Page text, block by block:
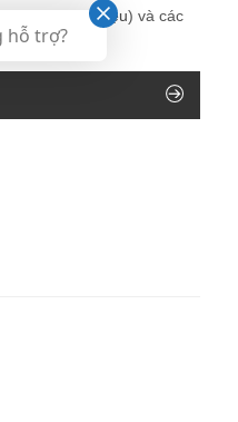
Cường (giới thiệu) và các
Nhân sự.
hỗ trợ?